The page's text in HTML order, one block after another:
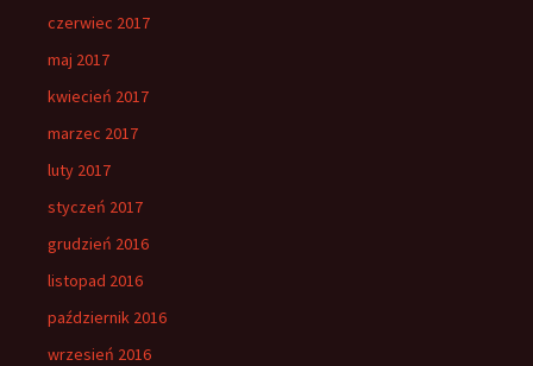
czerwiec 2017
maj 2017
kwiecień 2017
marzec 2017
luty 2017
styczeń 2017
grudzień 2016
listopad 2016
październik 2016
wrzesień 2016